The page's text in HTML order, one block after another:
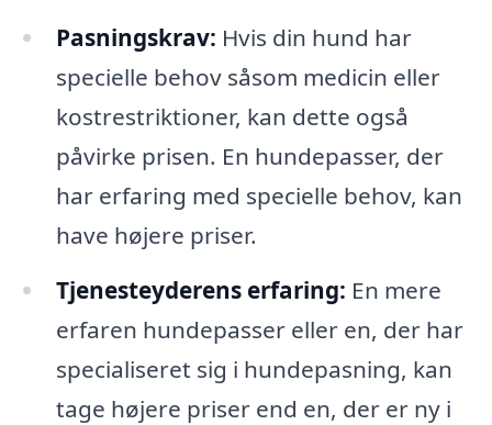
Pasningskrav: Hvis din hund har
specielle behov såsom medicin eller
kostrestriktioner, kan dette også
påvirke prisen. En hundepasser, der
har erfaring med specielle behov, kan
have højere priser.
Tjenesteyderens erfaring: En mere
erfaren hundepasser eller en, der har
specialiseret sig i hundepasning, kan
tage højere priser end en, der er ny i